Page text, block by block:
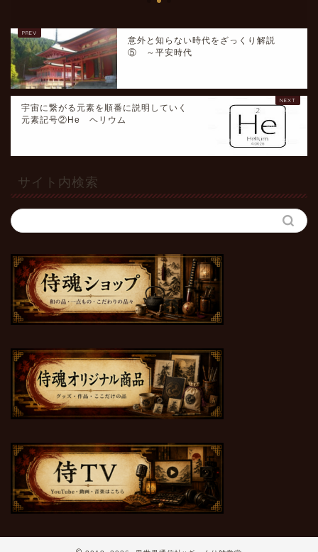
意外と知らない時代をざっくり解説
⑤ ～平安時代
宇宙に繋がる元素を順番に説明していく
元素記号②He ヘリウム
サイト内検索